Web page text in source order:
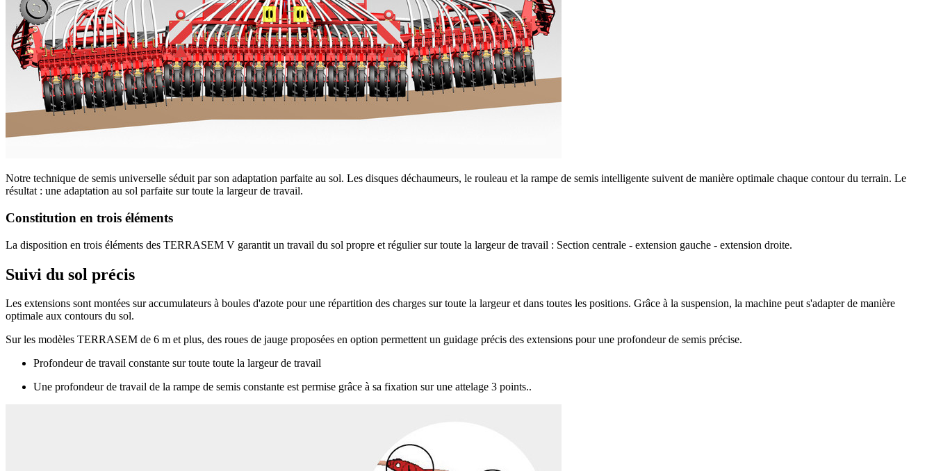
Notre technique de semis universelle séduit par son adaptation parfaite au sol. Les disques déchaumeurs, le rouleau et la rampe de semis intelligente suivent de manière optimale chaque contour du terrain. Le
résultat : une adaptation au sol parfaite sur toute la largeur de travail.
Constitution en trois éléments
La disposition en trois éléments des TERRASEM V garantit un travail du sol propre et régulier sur toute la largeur de travail : Section centrale - extension gauche - extension droite.
Suivi du sol précis
Les extensions sont montées sur accumulateurs à boules d'azote pour une répartition des charges sur toute la largeur et dans toutes les positions. Grâce à la suspension, la machine peut s'adapter de manière
optimale aux contours du sol.
Sur les modèles TERRASEM de 6 m et plus, des roues de jauge proposées en option permettent un guidage précis des extensions pour une profondeur de semis précise.
Profondeur de travail constante sur toute toute la largeur de travail
Une profondeur de travail de la rampe de semis constante est permise grâce à sa fixation sur une attelage 3 points..